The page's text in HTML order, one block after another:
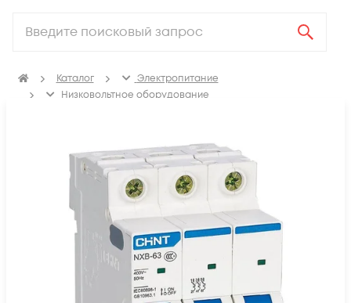
Каталог
Электропитание
Низковольтное оборудование